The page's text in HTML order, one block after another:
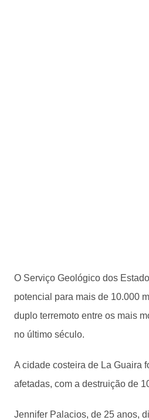
O Serviço Geológico dos
potencial para mais de 10.000
duplo terremoto entre os mais
no último século.
A cidade costeira de La Guaira
afetadas, com a destruição de
Jennifer Palacios, de 25 anos,